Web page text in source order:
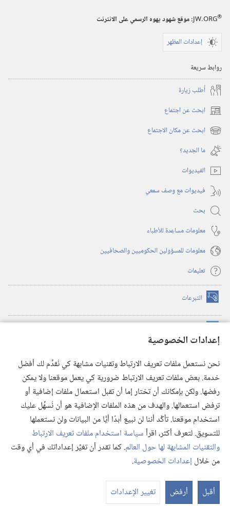
إعدادات الخصوصية
نحن نستعمل ملفات تعريف الارتباط وتقنيات مشابهة كي نُقدِّم لك أفضل
خدمة. بعض ملفات تعريف الارتباط ضرورية كي يعمل موقعنا ولا يمكن
رفضها. ولكن بإمكانك أن تختار إما أن تقبل استعمال ملفات إضافية أو
ترفض استعمالها. والهدف من هذه الملفات الإضافية هو أن نُسهِّل عليك
استخدام موقعنا. تأكَّد أننا لن نبيع أبدًا أيًّا من البيانات ولن نستعملها
للتسويق. لتعرف أكثر، اقرأسياسة استخدام ملفات تعريف الارتباط
والتقنيات المشابهة لها حول العالم. كما تقدر أن تغيِّر إعداداتك في أي وقت
من خلال إعدادات الخصوصية.
أقبل أرفض تغيير الإعدادات
JW.ORG®
:‏ موقع شهود يهوه الرسمي على الانترنت
إعدادات المظهر
روابط سريعة
أُطلب زيارة
ابحث عن اجتماع (يفتح
نافذة ابحث عن مكان الاجتماع (يفتح
نافذة
جديدة)
ما الجديد؟‏
الفيديوات
فيديوات مع وصف سمعي
بحث
معلومات مساعِدة للأطباء
معلومات للمسؤولين الحكوميين والصحافيين
تعليمات
التبرعات (يفتح
نافذة
(يفتح
نافذة
(يفتح
نافذة
جديدة) تطبيق ®
JW Library
مكتبة برج المراقبة
© 2026 .Watch Tower Bible and Tract Society of Pennsylvania
شروط الاستخدام |